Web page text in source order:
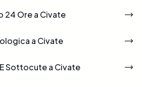
24 Ore a Civate
a Civate
Sottocute a Civate